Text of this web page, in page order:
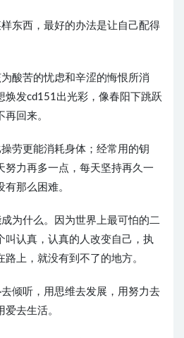
东西，最好的办法是让自己配得
酸苦的忧虑和辛涩的悔恨所消
焕发cd151出光彩，像春阳下跳跃
回来。
劳更能消耗身体；经常用的钥
努力再多一点，每天坚持再久一
那么困难。
为什么。因为世界上最可怕的二
叫认真，认真的人改变自己，执
上，就没有到不了的地方。
倾听，用思维去发展，用努力去
去生活。